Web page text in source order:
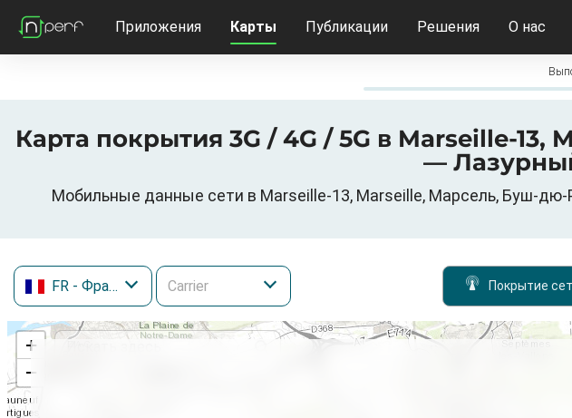
Приложения Карты Публикации Решения О нас
Карта покрытия 3G / 4G / 5G в Marseille-
—
Мобильные данные сети в Marseille-13, Marseille, Марсель, Буш-
FR - Франция Покрытие
+
−